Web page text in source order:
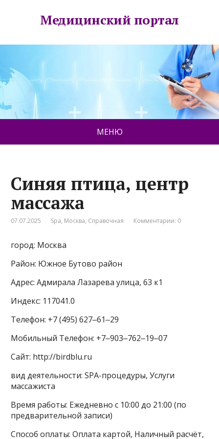
Медицинский портал
МЕНЮ
Синяя птица, центр
массажа
07.07.2025 Spa, Москва, Справочная Комментарии: 0
город: Москва
Район: Южное Бутово район
Адрес: Адмирала Лазарева улица, 63 к1
Индекс: 117041.0
Телефон: +7 (495) 627‒61‒29
Мобильный Телефон: +7‒903‒762‒19‒07
Сайт: http://birdblu.ru
вид деятельности: SPA-процедуры, Услуги
массажиста
Время работы: Ежедневно с 10:00 до 21:00 (по
предварительной записи)
Способ оплаты: Оплата картой, Наличный расчёт,